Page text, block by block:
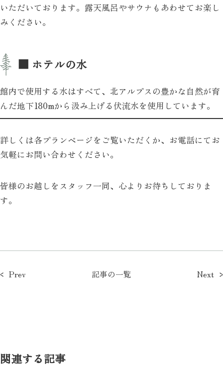
いただいております。露天風呂やサウナもあわせてお楽し
みください。
■ ホテルの水
館内で使用する水はすべて、北アルプスの豊かな自然が育
んだ地下180mから汲み上げる伏流水を使用しています。
詳しくは各プランページをご覧いただくか、お電話にてお
気軽にお問い合わせください。
皆様のお越しをスタッフ一同、心よりお待ちしておりま
す。
Prev 記事の一覧 Next
関連する記事